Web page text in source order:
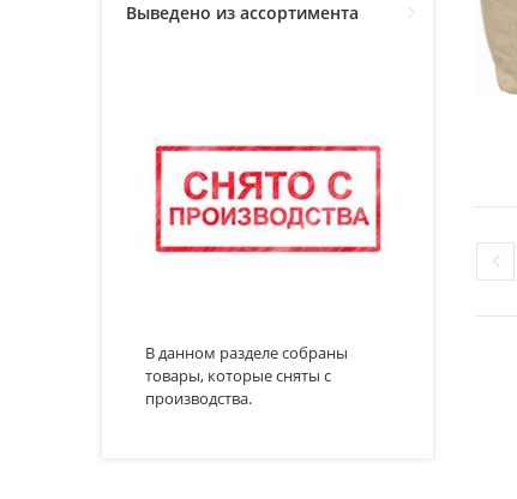
Выведено из ассортимента
В данном разделе собраны
товары, которые сняты с
производства.